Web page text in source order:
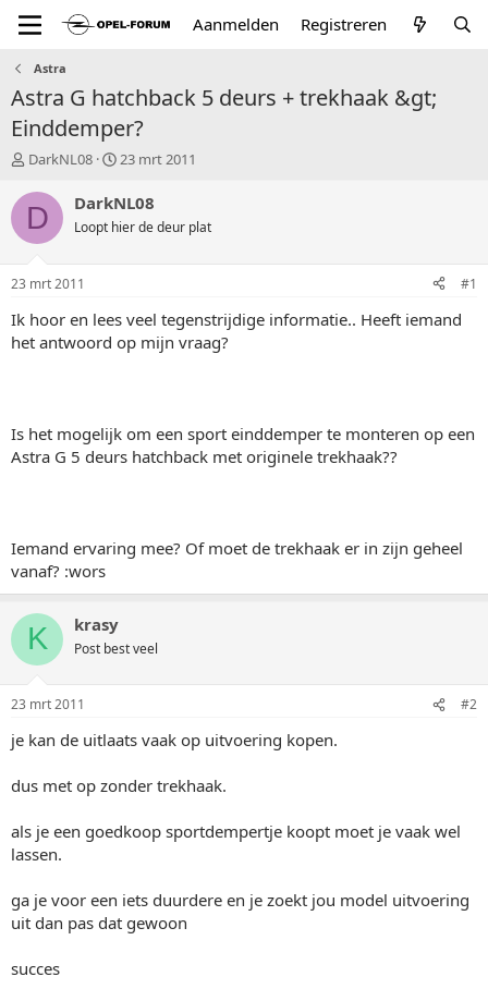
Aanmelden Registreren
Astra
Astra G hatchback 5 deurs + trekhaak &gt;
Einddemper?
T
p
a
r
t
e
DarkNL08
S
a
r
t
u
23 mrt 2011
D DarkNL08
Loopt hier de deur plat
23 mrt 2011 #1
Ik hoor en lees veel tegenstrijdige informatie.. Heeft iemand
het antwoord op mijn vraag?
Is het mogelijk om een sport einddemper te monteren op een
Astra G 5 deurs hatchback met originele trekhaak??
Iemand ervaring mee? Of moet de trekhaak er in zijn geheel
vanaf? :wors
K krasy
Post best veel
23 mrt 2011 #2
je kan de uitlaats vaak op uitvoering kopen.
dus met op zonder trekhaak.
als je een goedkoop sportdempertje koopt moet je vaak wel
lassen.
ga je voor een iets duurdere en je zoekt jou model uitvoering
uit dan pas dat gewoon
succes